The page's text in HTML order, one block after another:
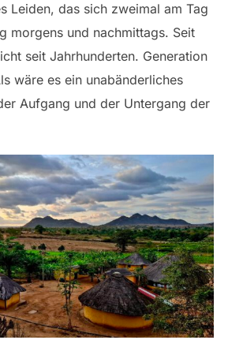
Leiden, das sich zweimal am Tag
morgens und nachmittags. Seit
seit Jahrhunderten. Generation
wäre es ein unabänderliches
Aufgang und der Untergang der